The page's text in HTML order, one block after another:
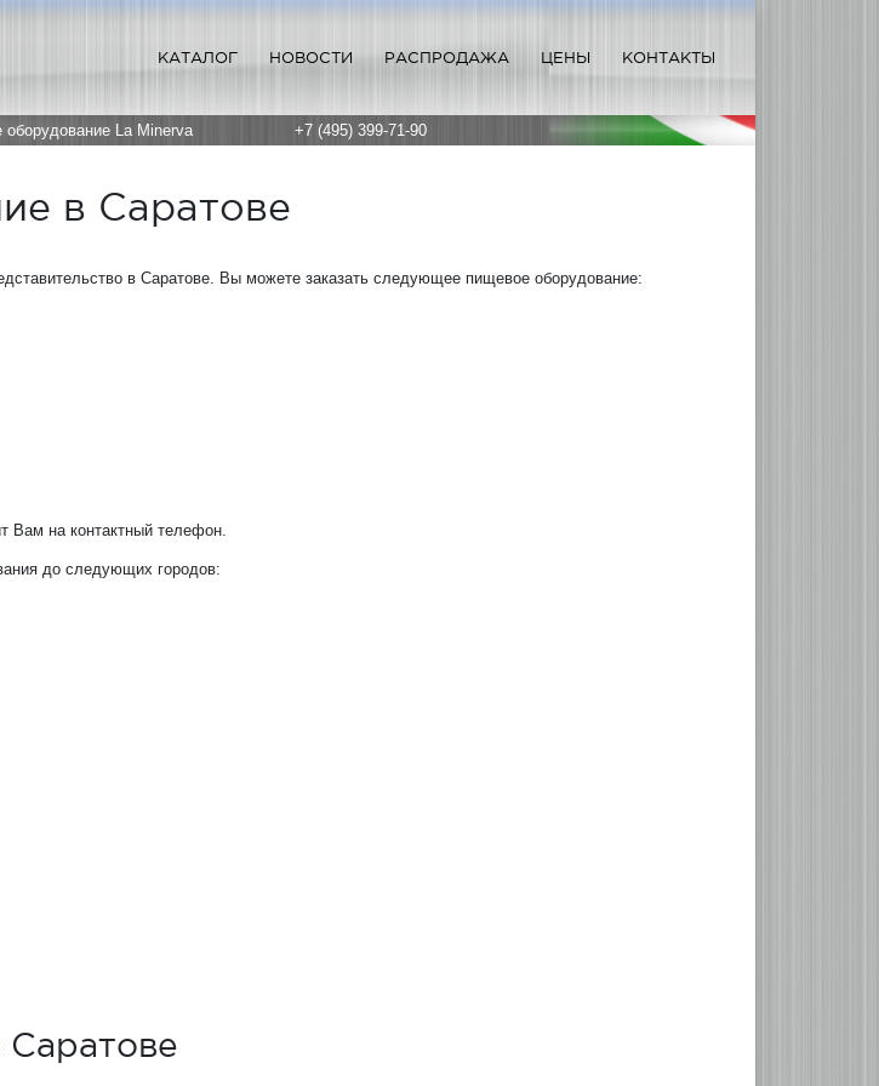
КАТАЛОГ НОВОСТИ РАСПРОДАЖА ЦЕНЫ КОНТАКТЫ
оборудование La Minerva +7 (495) 399-71-90
в Саратове
в Саратове. Вы можете заказать следующее пищевое оборудование:
Вам на контактный телефон.
до следующих городов: